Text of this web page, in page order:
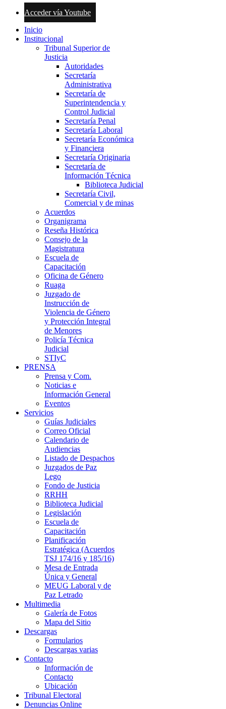
Acceder vía Youtube
Inicio
Institucional
Tribunal Superior de
Justicia
Autoridades
Secretaría
Administrativa
Secretaría de
Superintendencia y
Control Judicial
Secretaría Penal
Secretaría Laboral
Secretaría Económica
y Financiera
Secretaría Originaria
Secretaría de
Información Técnica
Biblioteca Judicial
Secretaría Civil,
Comercial y de minas
Acuerdos
Organigrama
Reseña Histórica
Consejo de la
Magistratura
Escuela de
Capacitación
Oficina de Género
Ruaga
Juzgado de
Instrucción de
Violencia de Género
y Protección Integral
de Menores
Policía Técnica
Judicial
STIyC
PRENSA
Prensa y Com.
Noticias e
Información General
Eventos
Servicios
Guías Judiciales
Correo Oficial
Calendario de
Audiencias
Listado de Despachos
Juzgados de Paz
Lego
Fondo de Justicia
RRHH
Biblioteca Judicial
Legislación
Escuela de
Capacitación
Planificación
Estratégica (Acuerdos
TSJ 174/16 y 185/16)
Mesa de Entrada
Única y General
MEUG Laboral y de
Paz Letrado
Multimedia
Galería de Fotos
Mapa del Sitio
Descargas
Formularios
Descargas varias
Contacto
Información de
Contacto
Ubicación
Tribunal Electoral
Denuncias Online